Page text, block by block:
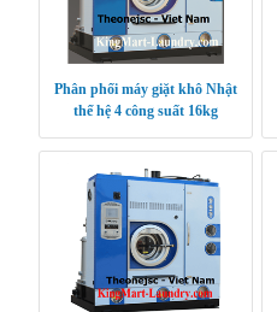
Phân phối máy giặt khô Nhật
thế hệ 4 công suất 16kg